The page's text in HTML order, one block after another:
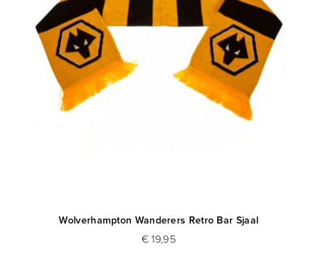
Wolverhampton Wanderers Retro Bar Sjaal
€ 19,95